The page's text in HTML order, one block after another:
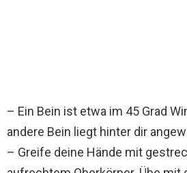
– Ein Bein ist etwa im 45 Grad
andere Bein liegt hinter dir
– Greife deine Hände mit